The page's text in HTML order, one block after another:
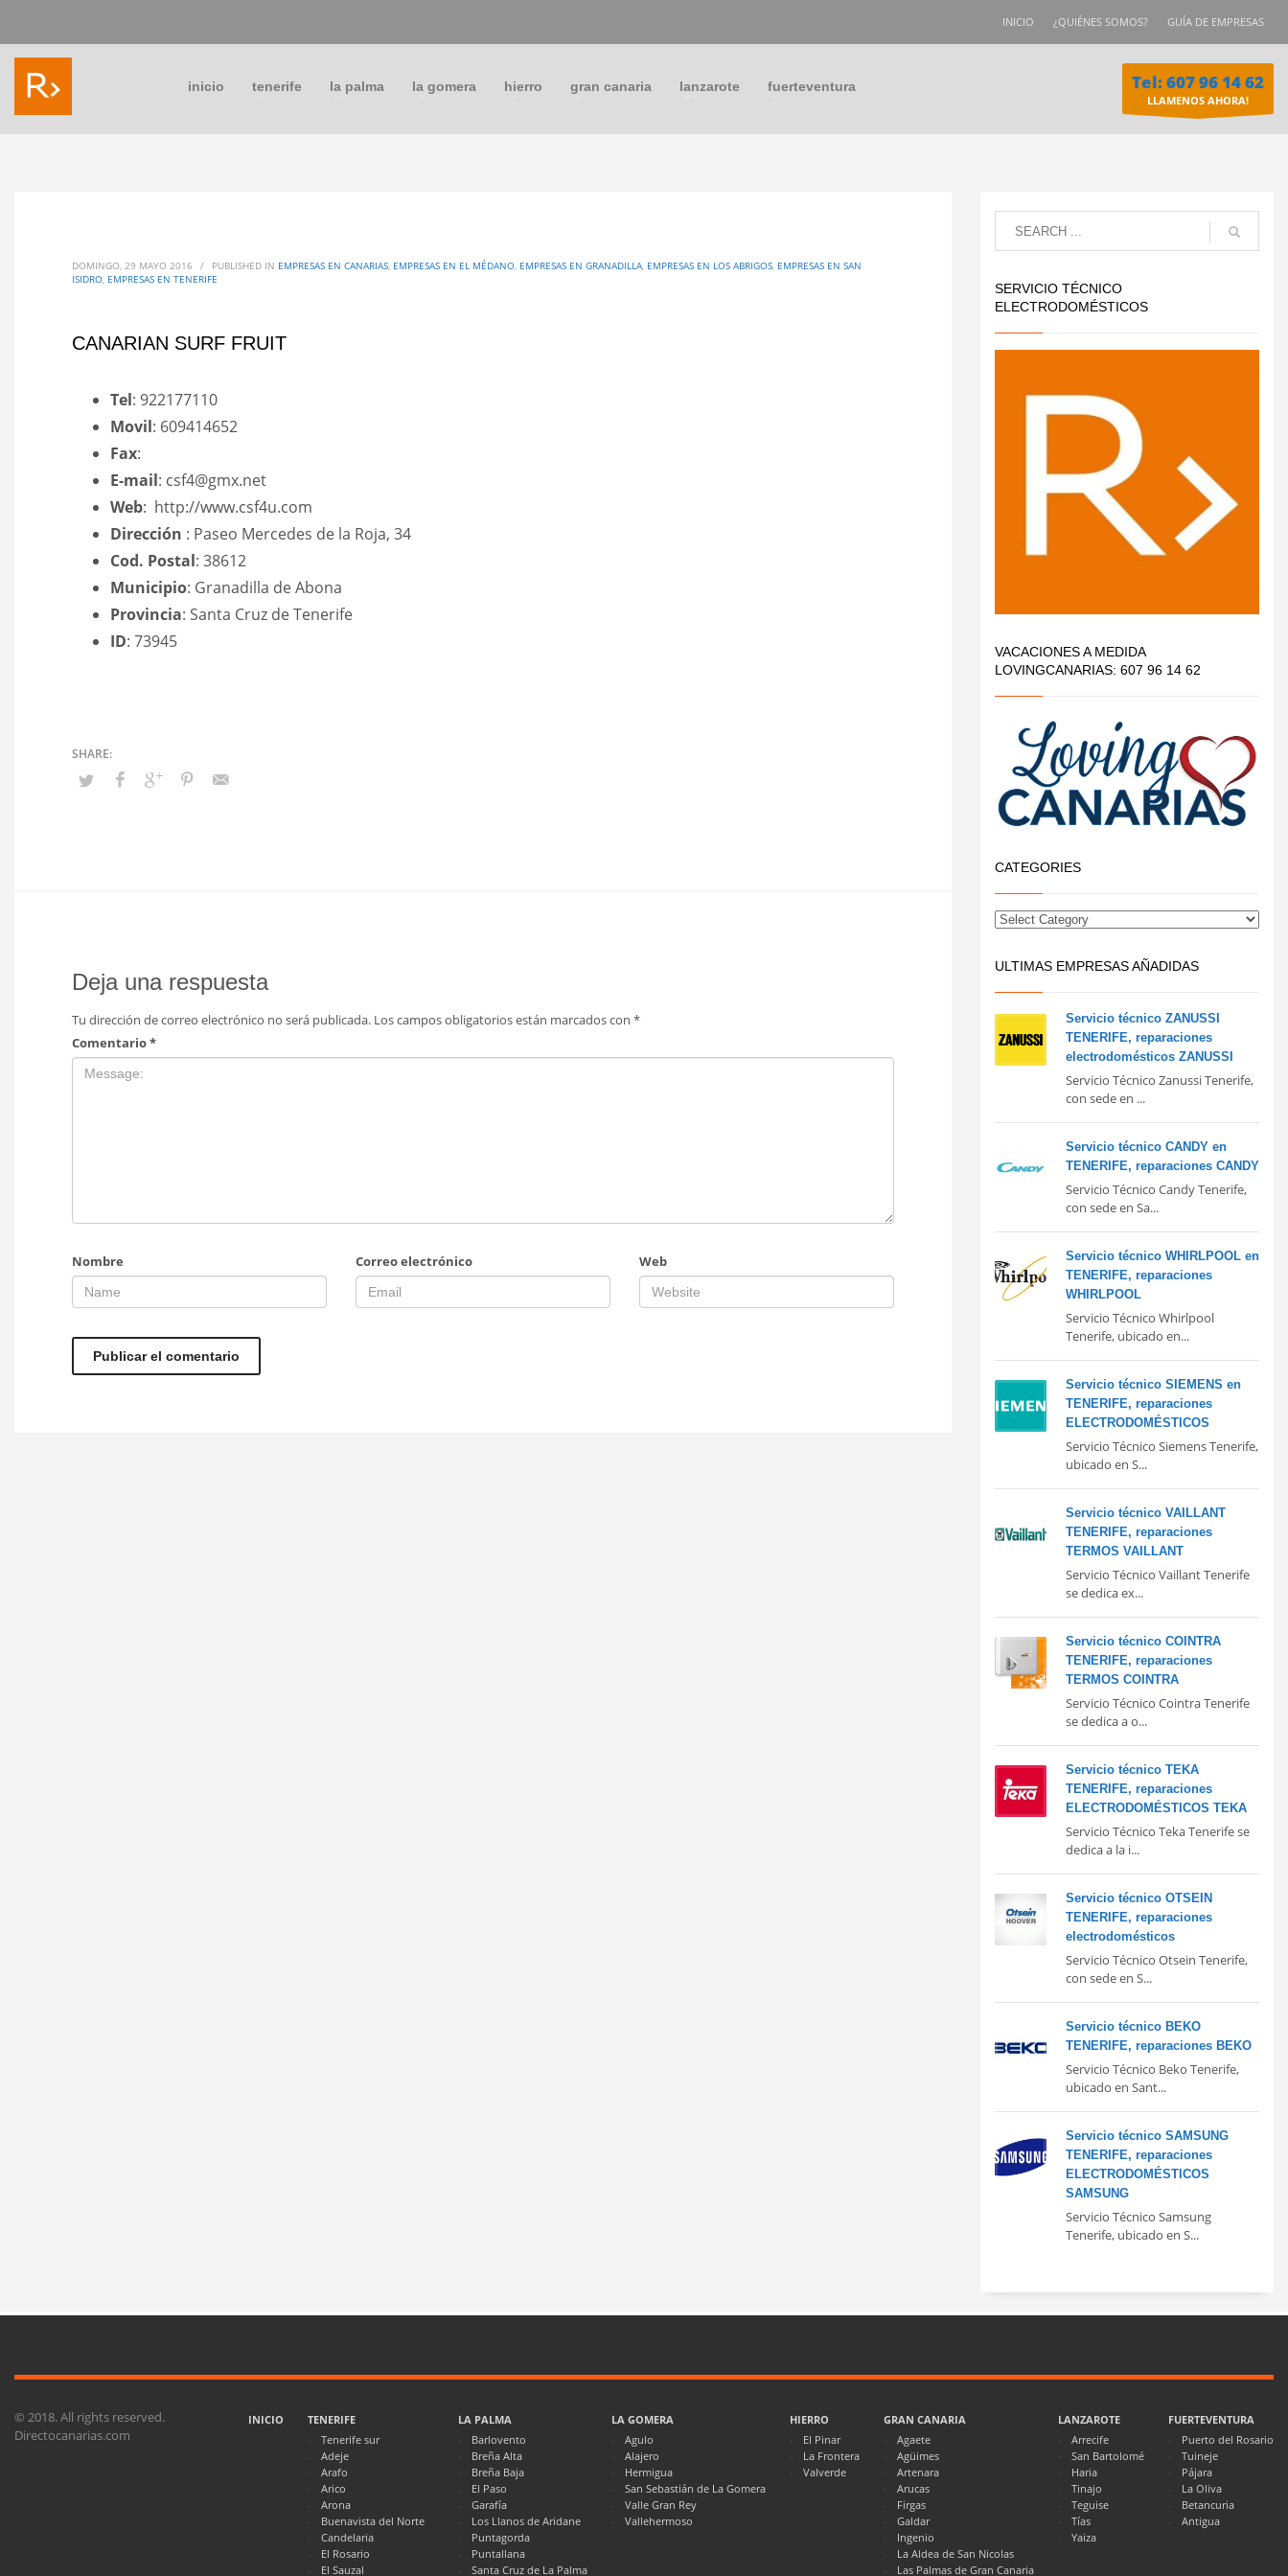
INICIO ¿QUIÉNES SOMOS? GUÍA DE EMPRESAS
inicio tenerife la palma la gomera hierro gran canaria lanzarote fuerteventura Tel: 607 96 14 62
LLAMENOS AHORA!
DOMINGO, 29 MAYO 2016 / PUBLISHED IN EMPRESAS EN CANARIAS, EMPRESAS EN EL MÉDANO, EMPRESAS EN GRANADILLA, EMPRESAS EN LOS ABRIGOS, EMPRESAS EN SAN
ISIDRO, EMPRESAS EN TENERIFE
CANARIAN SURF FRUIT
Tel: 922177110
Movil: 609414652
Fax:
E-mail: csf4@gmx.net
Web: http://www.csf4u.com
Dirección : Paseo Mercedes de la Roja, 34
Cod. Postal: 38612
Municipio: Granadilla de Abona
Provincia: Santa Cruz de Tenerife
ID: 73945
Deja una respuesta
Tu dirección de correo electrónico no será publicada. Los campos obligatorios están marcados con *
Comentario*
Nombre Correo electrónico Web
SERVICIO TÉCNICO
ELECTRODOMÉSTICOS
VACACIONES A MEDIDA
LOVINGCANARIAS: 607 96 14 62
CATEGORIES
ULTIMAS EMPRESAS AÑADIDAS
Servicio técnico ZANUSSI
TENERIFE, reparaciones
electrodomésticos ZANUSSI
Servicio Técnico Zanussi Tenerife,
con sede en ...
Servicio técnico CANDY en
TENERIFE, reparaciones CANDY
Servicio Técnico Candy Tenerife,
con sede en Sa...
Servicio técnico WHIRLPOOL en
TENERIFE, reparaciones
WHIRLPOOL
Servicio Técnico Whirlpool
Tenerife, ubicado en...
Servicio técnico SIEMENS en
TENERIFE, reparaciones
ELECTRODOMÉSTICOS
Servicio Técnico Siemens Tenerife,
ubicado en S...
Servicio técnico VAILLANT
TENERIFE, reparaciones
TERMOS VAILLANT
Servicio Técnico Vaillant Tenerife
se dedica ex...
Servicio técnico COINTRA
TENERIFE, reparaciones
TERMOS COINTRA
Servicio Técnico Cointra Tenerife
se dedica a o...
Servicio técnico TEKA
TENERIFE, reparaciones
ELECTRODOMÉSTICOS TEKA
Servicio Técnico Teka Tenerife se
dedica a la i...
Servicio técnico OTSEIN
TENERIFE, reparaciones
electrodomésticos
Servicio Técnico Otsein Tenerife,
con sede en S...
Servicio técnico BEKO
TENERIFE, reparaciones BEKO
Servicio Técnico Beko Tenerife,
ubicado en Sant...
Servicio técnico SAMSUNG
TENERIFE, reparaciones
ELECTRODOMÉSTICOS
SAMSUNG
Servicio Técnico Samsung
Tenerife, ubicado en S...
INICIO
TENERIFE
Tenerife sur
Adeje
Arafo
Arico
Arona
Buenavista del Norte
Candelaria
El Rosario
El Sauzal
LA PALMA
Barlovento
Breña Alta
Breña Baja
El Paso
Garafía
Los Llanos de Aridane
Puntagorda
Puntallana
Santa Cruz de La Palma
LA GOMERA
Agulo
Alajero
Hermigua
San Sebastián de La Gomera
Valle Gran Rey
Vallehermoso
HIERRO
El Pinar
La Frontera
Valverde
GRAN CANARIA
Agaete
Agüimes
Artenara
Arucas
Firgas
Galdar
Ingenio
La Aldea de San Nicolas
Las Palmas de Gran Canaria
LANZAROTE
Arrecife
San Bartolomé
Haria
Tinajo
Teguise
Tías
Yaiza
FUERTEVENTURA
Puerto del Rosario
Tuineje
Pájara
La Oliva
Betancuria
Antigua
© 2018. All rights reserved.
Directocanarias.com